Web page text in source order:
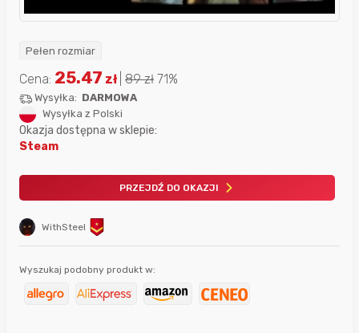
Pełen rozmiar
WithSteel
Cena: 25.47 zł 89zł 71%
Wysyłka: DARMOWA
Wysyłka z Polski
Okazja dostępna w sklepie:
Steam
PRZEJDŹ DO OKAZJI
Wyszukaj podobny produkt w: